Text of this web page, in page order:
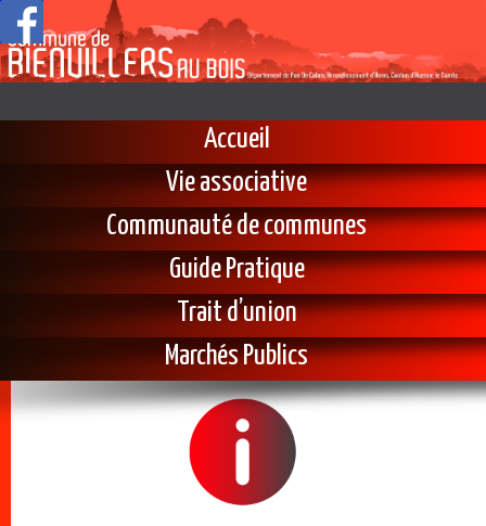
Accueil
Vie associative
Communauté de communes
Guide Pratique
Trait d’union
Marchés Publics